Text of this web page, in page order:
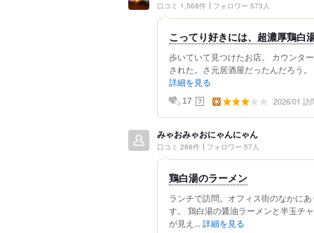
口コミ 1,568件 フォロワー 573人
こってり好きには、超濃厚鶏白
歩いていて見つけたお店。 カウンタ
された。さ元居酒屋だったんだろう
詳細を見る
17 ？ 2026/01 訪
みゃおみゃおにゃんにゃん
口コミ 286件 フォロワー 57人
鶏白湯のラーメン
ランチで訪問。オフィス街のなかに
す。 鶏白湯の醤油ラーメンと半玉チ
が見え... 詳細を見る